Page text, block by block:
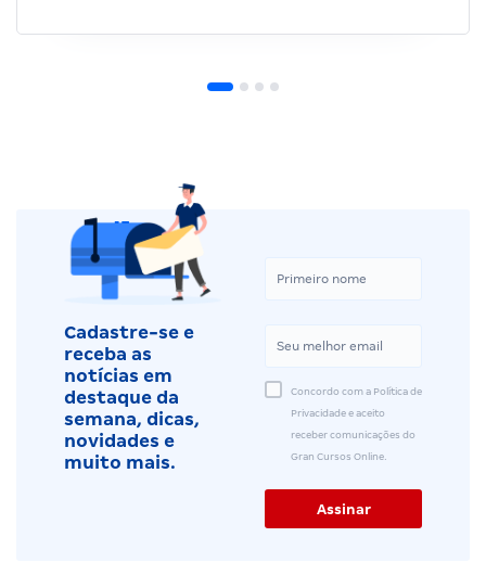
Cadastre-se e
receba as
notícias em
destaque da
semana, dicas,
novidades e
muito mais.
Concordo com a Política de
Privacidade e aceito
receber comunicações do
Gran Cursos Online.